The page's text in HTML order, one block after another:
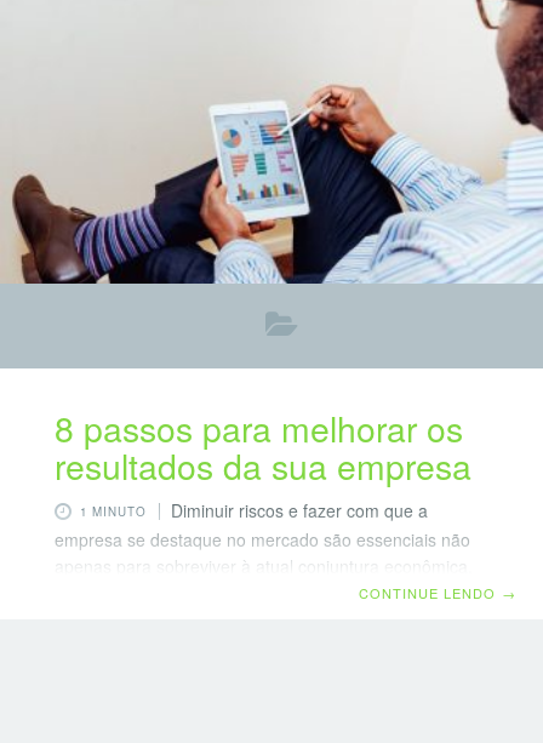
8 passos para melhorar os
resultados da sua empresa
1 MINUTO
Diminuir riscos e fazer com que a
empresa se destaque no mercado são essenciais não
apenas para sobreviver à atual conjuntura econômica,
mas para crescer em longo prazo. É o que acredita
CONTINUE LENDO →